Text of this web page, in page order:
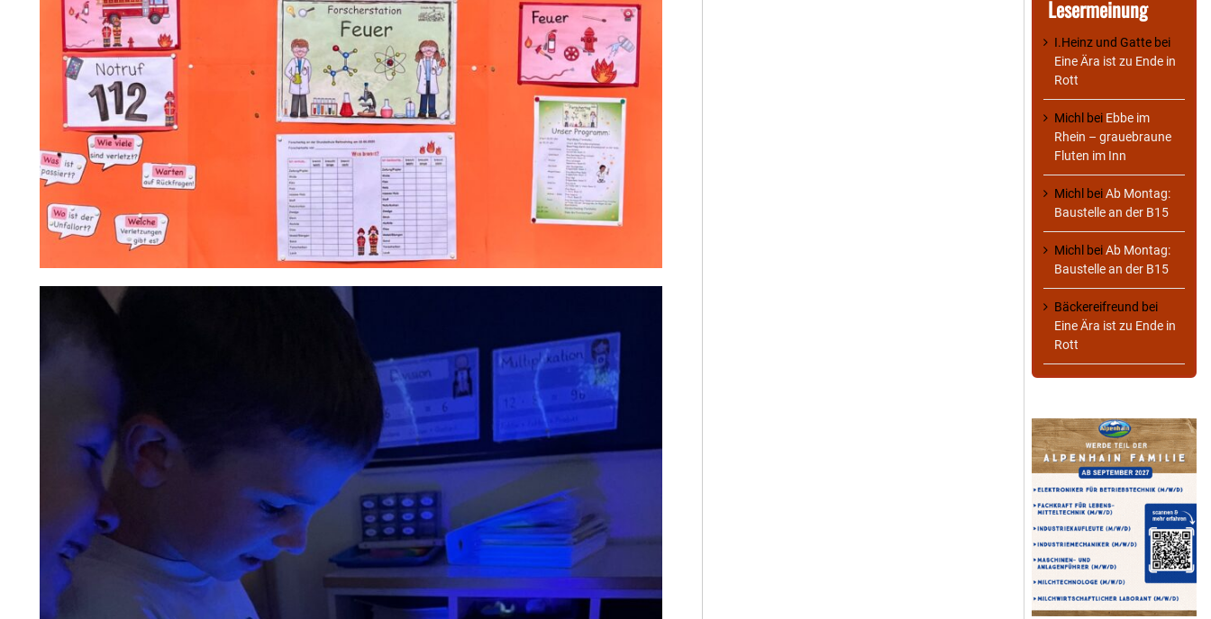
Lesermeinung
I.Heinz und Gatte bei
Eine Ära ist zu Ende in
Rott
Michl bei Ebbe im
Rhein – grauebraune
Fluten im Inn
Michl beiAb Montag:
Baustelle an der B15
Michl beiAb Montag:
Baustelle an der B15
Bäckereifreund bei
Eine Ära ist zu Ende in
Rott